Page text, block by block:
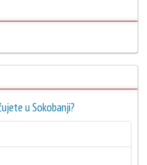
u Sokobanji?